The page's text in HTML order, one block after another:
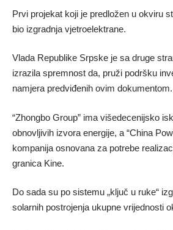
Prvi projekat koji je predložen u okviru
bio izgradnja vjetroelektrane.
Vlada Republike Srpske je sa druge
izrazila spremnost da, pruži podršku
namjera predviđenih ovim dokumentom.
“Zhongbo Group” ima višedecenijsko
obnovljivih izvora energije, a “China
kompanija osnovana za potrebe
granica Kine.
Do sada su po sistemu „ključ u ruke“
solarnih postrojenja ukupne vrijednosti